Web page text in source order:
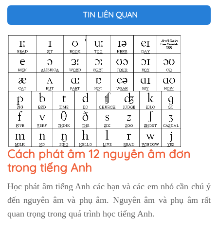
TIN LIÊN QUAN
Cách phát âm 12 nguyên âm đơn
trong tiếng Anh
Học phát âm tiếng Anh các bạn và các em nhỏ cần chú ý
đến nguyên âm và phụ âm. Nguyên âm và phụ âm rất
quan trọng trong quá trình học tiếng Anh.